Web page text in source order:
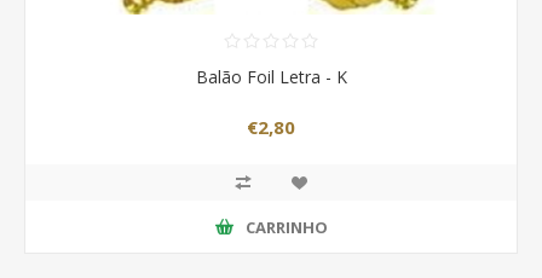
Balão Foil Letra - K
€2,80
CARRINHO